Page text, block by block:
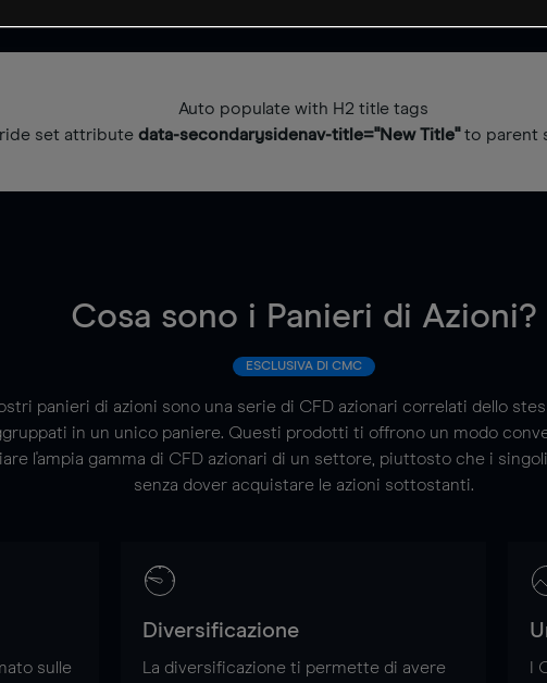
Auto populate with H2 title tags
set attribute data-secondarysidenav-title="New Title"to parent
Cosa sono i Panieri di Azioni?
ESCLUSIVA DI CMC
panieri di azioni sono una serie di CFD azionari correlati dello
in un unico paniere. Questi prodotti ti offrono un modo
l'ampia gamma di CFD azionari di un settore, piuttosto che i singoli
senza dover acquistare le azioni sottostanti.
sulle
Diversificazione
La diversificazione ti permette di avere
I